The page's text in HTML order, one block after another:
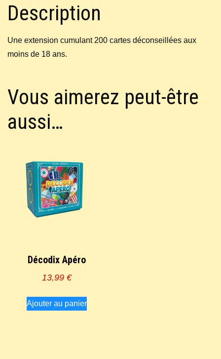
Description
Une extension cumulant 200 cartes déconseillées aux
moins de 18 ans.
Vous aimerez peut-être
aussi…
Décodix Apéro
13,99€
Ajouter au panier